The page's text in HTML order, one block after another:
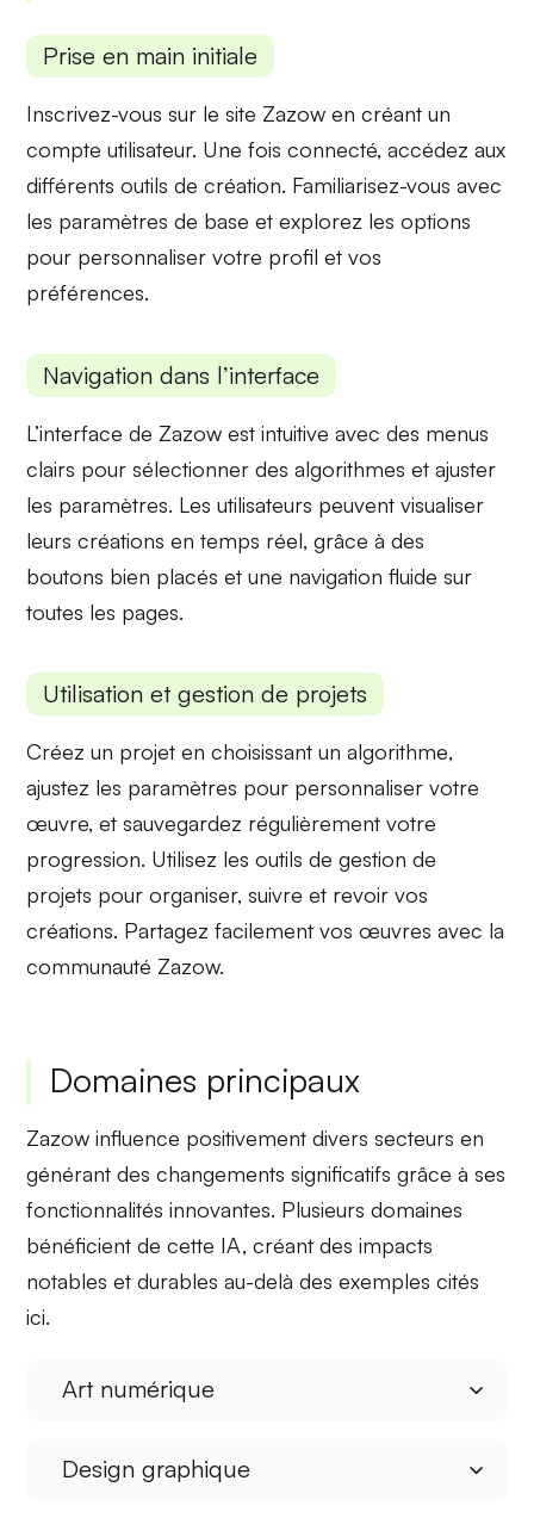
Prise en main initiale
Inscrivez-vous sur le site Zazow en créant un
compte utilisateur. Une fois connecté, accédez aux
différents outils de création. Familiarisez-vous avec
les paramètres de base et explorez les options
pour personnaliser votre profil et vos
préférences.
Navigation dans l’interface
L’interface de Zazow est intuitive avec des menus
clairs pour sélectionner desalgorithmes et ajuster
les paramètres. Les utilisateurs peuvent visualiser
leurs créations en temps réel, grâce à des
boutons bien placés et une navigation fluide sur
toutes les pages.
Utilisation et gestion de projets
Créez un projet en choisissant unalgorithme,
ajustez les paramètres pour personnaliser votre
œuvre, et sauvegardez régulièrement votre
progression. Utilisez les outils degestion de
projets pour organiser, suivre et revoir vos
créations. Partagez facilement vos œuvres avec la
communauté Zazow.
Domaines principaux
Zazow influence positivement divers secteurs en
générant des changements significatifs grâce à ses
fonctionnalités innovantes. Plusieurs domaines
bénéficient de cette IA, créant des impacts
notables et durables au-delà des exemples cités
ici.
Art numérique
Design graphique